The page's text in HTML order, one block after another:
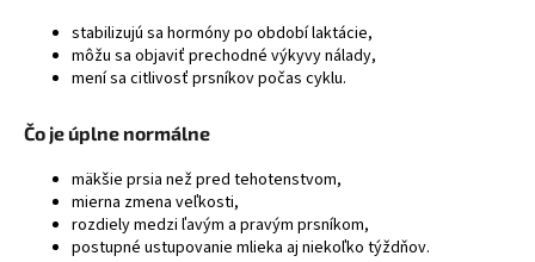
stabilizujú sa hormóny po období laktácie,
môžu sa objaviť prechodné výkyvy nálady,
mení sa citlivosť prsníkov počas cyklu.
Čo je úplne normálne
mäkšie prsia než pred tehotenstvom,
mierna zmena veľkosti,
rozdiely medzi ľavým a pravým prsníkom,
postupné ustupovanie mlieka aj niekoľko týždňov.